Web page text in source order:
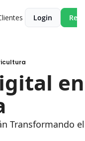
de Cultivos
Login
en
Transformando el